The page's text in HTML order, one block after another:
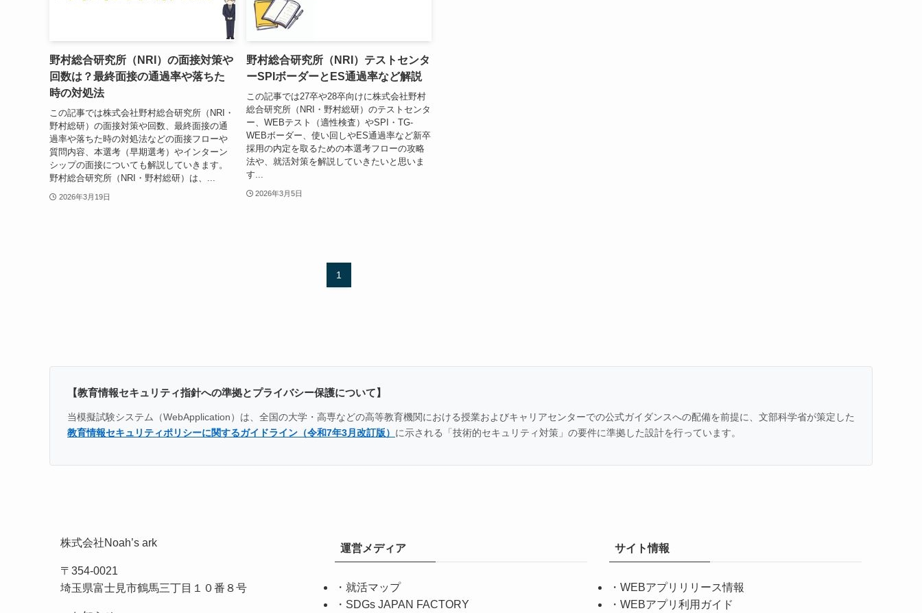
野村総合研究所（NRI）の面接対策や
回数は？最終面接の通過率や落ちた
時の対処法
この記事では株式会社野村総合研究所（NRI・
野村総研）の面接対策や回数、最終面接の通
過率や落ちた時の対処法などの面接フローや
質問内容、本選考（早期選考）やインターン
シップの面接についても解説していきます。
野村総合研究所（NRI・野村総研）は、...
2026年3月19日
野村総合研究所（NRI）テストセンタ
ーSPIボーダーとES通過率など解説
この記事では27卒や28卒向けに株式会社野村
総合研究所（NRI・野村総研）のテストセンタ
ー、WEBテスト（適性検査）やSPI・TG-
WEBボーダー、使い回しやES通過率など新卒
採用の内定を取るための本選考フローの攻略
法や、就活対策を解説していきたいと思いま
す...
2026年3月5日
1
【教育情報セキュリティ指針への準拠とプライバシー保護について】
当模擬試験システム（WebApplication）は、全国の大学・高専などの高等教育機関における授業およびキャリアセンターでの公式ガイダンスへの配備を前提に、文部科学省が策定した
教育情報セキュリティポリシーに関するガイドライン（令和7年3月改訂版） に示される「技術的セキュリティ対策」の要件に準拠した設計を行っています。
株式会社Noah’s ark
〒354-0021
埼玉県富士見市鶴馬三丁目１０番８号
運営メディア
・ 就活マップ
・ SDGs JAPAN FACTORY
サイト情報
・ WEBアプリリリース情報
・ WEBアプリ利用ガイド